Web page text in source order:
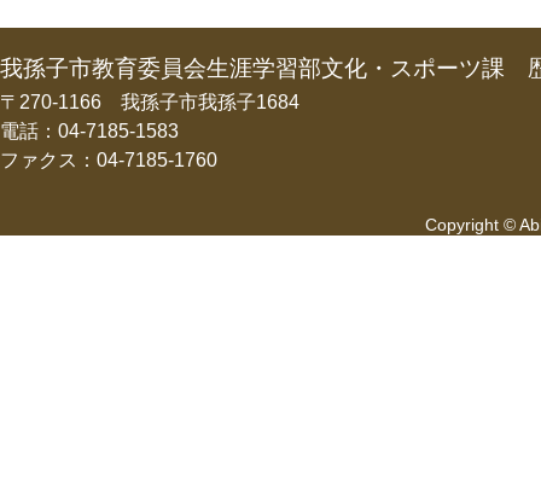
我孫子市教育委員会生涯学習部文化・スポーツ課
〒270-1166 我孫子市我孫子1684
電話：04-7185-1583
ファクス：04-7185-1760
Copyright ©